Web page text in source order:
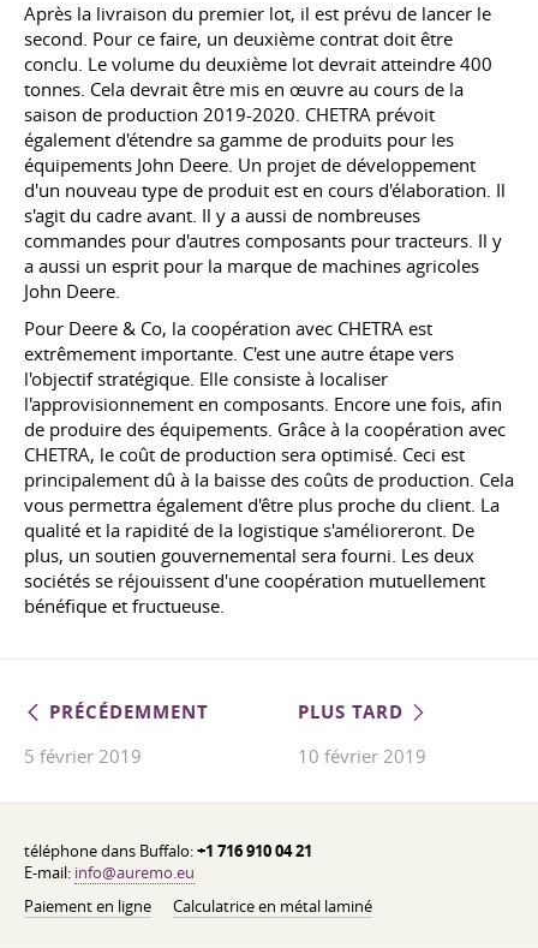
Après la livraison du premier lot, il est prévu de lancer le
second. Pour ce faire, un deuxième contrat doit être
conclu. Le volume du deuxième lot devrait atteindre 400
tonnes. Cela devrait être mis en œuvre au cours de la
saison de production 2019-2020. CHETRA prévoit
également d'étendre sa gamme de produits pour les
équipements John Deere. Un projet de développement
d'un nouveau type de produit est en cours d'élaboration. Il
s'agit du cadre avant. Il y a aussi de nombreuses
commandes pour d'autres composants pour tracteurs. Il y
a aussi un esprit pour la marque de machines agricoles
John Deere.
Pour Deere & Co, la coopération avec CHETRA est
extrêmement importante. C'est une autre étape vers
l'objectif stratégique. Elle consiste à localiser
l'approvisionnement en composants. Encore une fois, afin
de produire des équipements. Grâce à la coopération avec
CHETRA, le coût de production sera optimisé. Ceci est
principalement dû à la baisse des coûts de production. Cela
vous permettra également d'être plus proche du client. La
qualité et la rapidité de la logistique s'amélioreront. De
plus, un soutien gouvernemental sera fourni. Les deux
sociétés se réjouissent d'une coopération mutuellement
bénéfique et fructueuse.
PRÉCÉDEMMENT
5 février 2019
PLUS TARD
10 février 2019
téléphone dans Buffalo:+1 716 910 04 21
E-mail: info@auremo.eu
Paiement en ligne
Calculatrice en métal laminé